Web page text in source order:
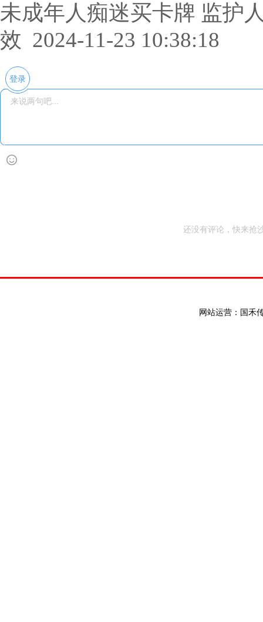
未成年人痴迷买卡牌 监护
效 2024-11-23 10:38:18
登录
还没有评论，快来抢
网站运营：国禾